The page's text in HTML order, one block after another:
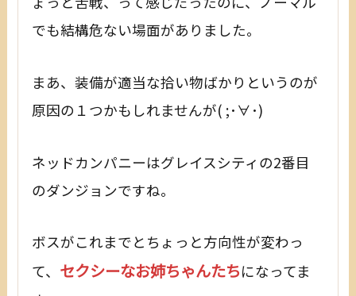
でも結構危ない場面がありました。
まあ、装備が適当な拾い物ばかりというのが
原因の１つかもしれませんが( ;･∀･)
ネッドカンパニーはグレイスシティの2番目
のダンジョンですね。
ボスがこれまでとちょっと方向性が変わっ
て、 セクシーなお姉ちゃんたちになってま